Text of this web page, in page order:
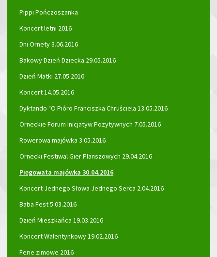
Pippi Pończoszanka
Koncert letni 2016
Dni Ornety 3.06.2016
Bakowy Dzień Dziecka 29.05.2016
Dzień Matki 27.05.2016
Koncert 14.05.2016
Dyktando "O Pióro Franciszka Chruściela 13.05.2016
Orneckie Forum Inicjatyw Pozytywnych 7.05.2016
Rowerowa majówka 3.05.2016
Ornecki Festiwal Gier Planszowych 29.04.2016
Piegowata majówka 30.04.2016
Koncert Jednego Słowa Jednego Serca 2.04.2016
Baba Fest 5.03.2016
Dzień Mieszkańca 19.03.2016
Koncert Walentynkowy 19.02.2016
Ferie zimowe 2016